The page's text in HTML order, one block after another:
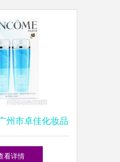
空瓶产品上
州市卓佳化妆品
心产品展示
看详情